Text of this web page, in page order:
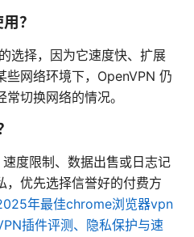
？
选择，因为它速度快、扩展
些网络环境下，OpenVPN 仍
切换网络的情况。
度限制、数据出售或日志记
，优先选择信誉好的付费方
年最佳chrome浏览器vpn
插件评测、隐私保护与速